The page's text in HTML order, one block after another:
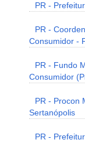
PR -
PR -
Consumidor -
PR - Fundo
Consumidor
PR - Procon
Sertanópolis
PR -